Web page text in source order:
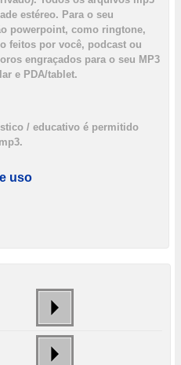
estéreo. Para o seu
powerpoint, como ringtone,
feitos por você, podcast ou
engraçados para o seu MP3
e PDA/tablet.
/ educativo é permitido
uso